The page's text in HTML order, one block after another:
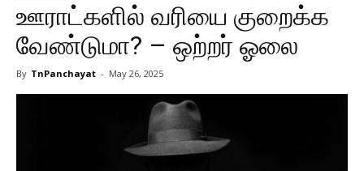
ஊராட்களில் வரியை குறைக்க
வேண்டுமா? – ஒற்றர் ஓலை
By TnPanchayat - May 26, 2025